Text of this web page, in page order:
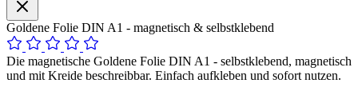
Goldene Folie DIN A1 - magnetisch & selbstklebend
Die magnetische Goldene Folie DIN A1 - selbstklebend, magnetisch
und mit Kreide beschreibbar. Einfach aufkleben und sofort nutzen.